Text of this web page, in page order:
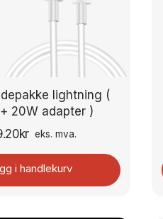
lightning (
20W adapter )
kr eks. mva.
i handlekurv